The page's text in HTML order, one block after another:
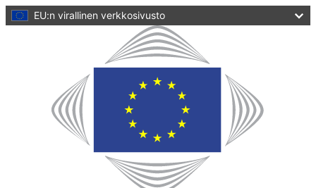
pääsisältöönEU:n virallinen verkkosivusto